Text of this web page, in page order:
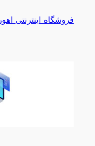
فروشگاه اینترنتی اهورا